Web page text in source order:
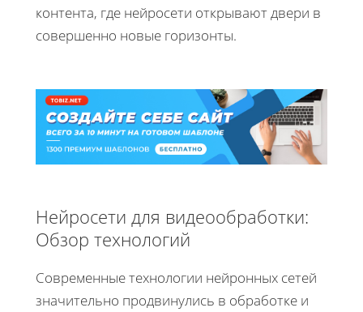
контента, где нейросети открывают двери в
совершенно новые горизонты.
Нейросети для видеообработки:
Обзор технологий
Современные технологии нейронных сетей
значительно продвинулись в обработке и